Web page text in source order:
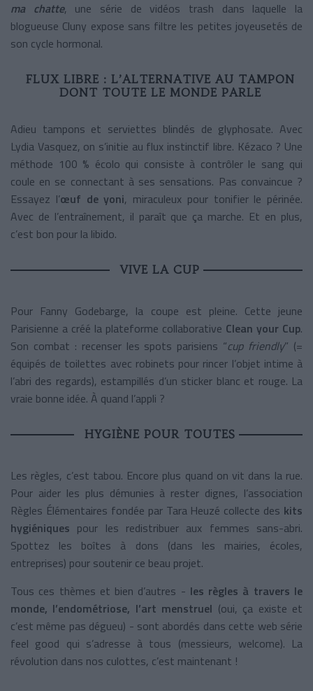
ma chatte, une série de vidéos trash dans laquelle la
blogueuse Cluny expose sans filtre les petites joyeusetés de
son cycle hormonal.
FLUX LIBRE : L’ALTERNATIVE AU TAMPON
DONT TOUTE LE MONDE PARLE
Adieu tampons et serviettes blindés de glyphosate. Avec
Lydia Vasquez, on s’initie au flux instinctif libre. Kézaco ? Une
méthode 100 % écolo qui consiste à contrôler le sang qui
coule en se connectant à ses sensations. Pas convaincue ?
Essayez l’œuf de yoni, miraculeux pour tonifier le périnée.
Avec de l’entraînement, il paraît que ça marche. Et en plus,
c’est bon pour la libido.
VIVE LA CUP
Pour Fanny Godebarge, la coupe est pleine. Cette jeune
Parisienne a créé la plateforme collaborative Clean your Cup.
Son combat : recenser les spots parisiens “cup friendly” (=
équipés de toilettes avec robinets pour rincer l’objet intime à
l’abri des regards), estampillés d’un sticker blanc et rouge. La
vraie bonne idée. À quand l’appli ?
HYGIÈNE POUR TOUTES
Les règles, c’est tabou. Encore plus quand on vit dans la rue.
Pour aider les plus démunies à rester dignes, l’association
Règles Élémentaires fondée par Tara Heuzé collecte des kits
hygiéniques pour les redistribuer aux femmes sans-abri.
Spottez les boîtes à dons (dans les mairies, écoles,
entreprises) pour soutenir ce beau projet.
Tous ces thèmes et bien d’autres - les règles à travers le
monde, l’endométriose, l’art menstruel (oui, ça existe et
c’est même pas dégueu) - sont abordés dans cette web série
feel good qui s’adresse à tous (messieurs, welcome). La
révolution dans nos culottes, c’est maintenant !